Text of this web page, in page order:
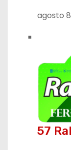
agosto 8
57